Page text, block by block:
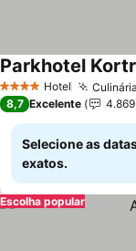
4 EstrelasHotel
Parkhotel
8,7 Excelente 4.869
Selecione as
exatos.
Escolha popular